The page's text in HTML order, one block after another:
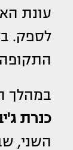
עונת
לספק.
התקופה
במהלך
כנרת
השני,